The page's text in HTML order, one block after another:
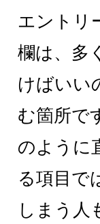
エントリ
欄は、多
けばいい
む箇所で
のように
る項目で
しまう人